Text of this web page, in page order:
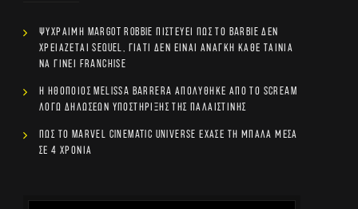
Ψύχραιμη Margot Robbie πιστεύει πως το Barbie δεν
χρειάζεται sequel, γιατί δεν είναι ανάγκη κάθε ταινία
να γίνει franchise
Η ηθοποιός Melissa Barrera απολύθηκε από το Scream
λόγω δηλώσεων υποστήριξης της Παλαιστίνης
Πώς το Marvel Cinematic Universe έχασε τη μπάλα μέσα
σε 4 χρόνια